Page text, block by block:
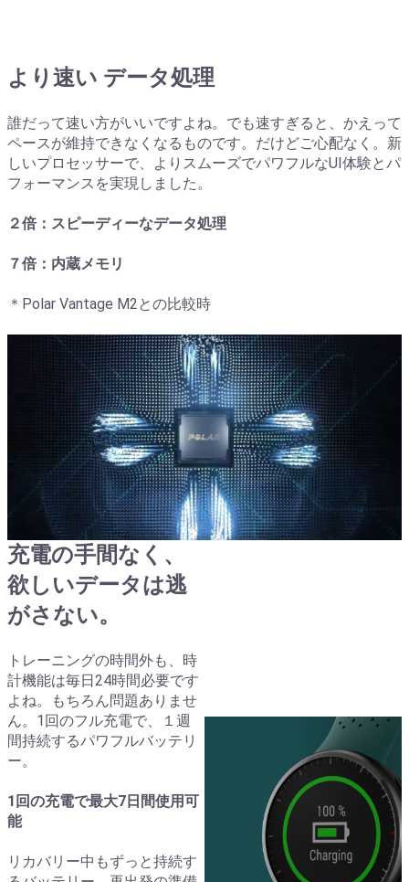
より速い データ処理
誰だって速い方がいいですよね。でも速すぎると、かえって
ペースが維持できなくなるものです。だけどご心配なく。新
しいプロセッサーで、よりスムーズでパワフルなUI体験とパ
フォーマンスを実現しました。
２倍：スピーディーなデータ処理
７倍：内蔵メモリ
＊Polar Vantage M2との比較時
充電の手間なく、
欲しいデータは逃
がさない。
トレーニングの時間外も、時
計機能は毎日24時間必要です
よね。もちろん問題ありませ
ん。1回のフル充電で、１週
間持続するパワフルバッテリ
ー。
1回の充電で最大7日間使用可
能
リカバリー中もずっと持続す